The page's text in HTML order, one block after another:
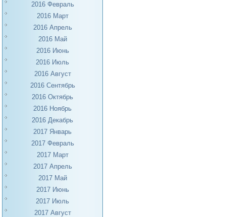
2016 Февраль
2016 Март
2016 Апрель
2016 Май
2016 Июнь
2016 Июль
2016 Август
2016 Сентябрь
2016 Октябрь
2016 Ноябрь
2016 Декабрь
2017 Январь
2017 Февраль
2017 Март
2017 Апрель
2017 Май
2017 Июнь
2017 Июль
2017 Август